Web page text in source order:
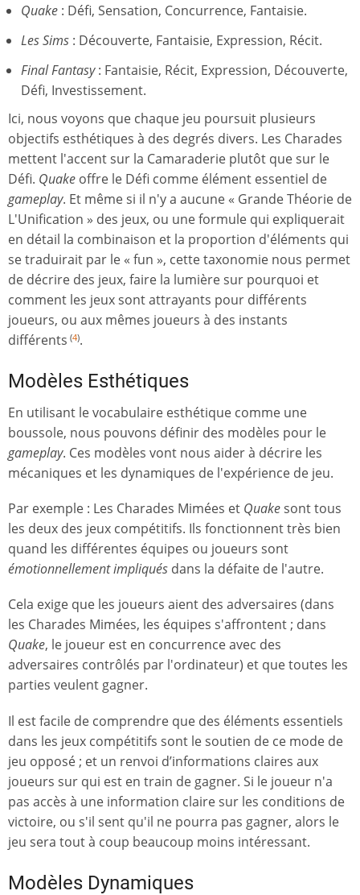
Quake : Défi, Sensation, Concurrence, Fantaisie.
Les Sims : Découverte, Fantaisie, Expression, Récit.
Final Fantasy: Fantaisie, Récit, Expression, Découverte,
Défi, Investissement.
Ici, nous voyons que chaque jeu poursuit plusieurs
objectifs esthétiques à des degrés divers. Les Charades
mettent l'accent sur la Camaraderie plutôt que sur le
Défi. Quake offre le Défi comme élément essentiel de
gameplay. Et même si il n'y a aucune « Grande Théorie de
L'Unification » des jeux, ou une formule qui expliquerait
en détail la combinaison et la proportion d'éléments qui
se traduirait par le « fun », cette taxonomie nous permet
de décrire des jeux, faire la lumière sur pourquoi et
comment les jeux sont attrayants pour différents
joueurs, ou aux mêmes joueurs à des instants
différents (4).
Modèles Esthétiques
En utilisant le vocabulaire esthétique comme une
boussole, nous pouvons définir des modèles pour le
gameplay. Ces modèles vont nous aider à décrire les
mécaniques et les dynamiques de l'expérience de jeu.
Par exemple : Les Charades Mimées et Quakesont tous
les deux des jeux compétitifs. Ils fonctionnent très bien
quand les différentes équipes ou joueurs sont
émotionnellement impliqués dans la défaite de l'autre.
Cela exige que les joueurs aient des adversaires (dans
les Charades Mimées, les équipes s'affrontent ; dans
Quake, le joueur est en concurrence avec des
adversaires contrôlés par l'ordinateur) et que toutes les
parties veulent gagner.
Il est facile de comprendre que des éléments essentiels
dans les jeux compétitifs sont le soutien de ce mode de
jeu opposé ; et un renvoi d’informations claires aux
joueurs sur qui est en train de gagner. Si le joueur n'a
pas accès à une information claire sur les conditions de
victoire, ou s'il sent qu'il ne pourra pas gagner, alors le
jeu sera tout à coup beaucoup moins intéressant.
Modèles Dynamiques